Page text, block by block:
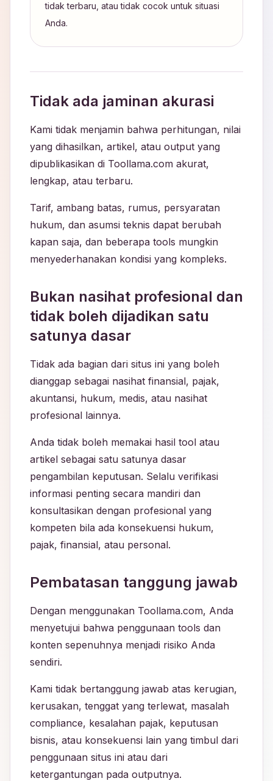
tidak terbaru, atau tidak cocok untuk situasi
Anda.
Tidak ada jaminan akurasi
Kami tidak menjamin bahwa perhitungan, nilai
yang dihasilkan, artikel, atau output yang
dipublikasikan di Toollama.com akurat,
lengkap, atau terbaru.
Tarif, ambang batas, rumus, persyaratan
hukum, dan asumsi teknis dapat berubah
kapan saja, dan beberapa tools mungkin
menyederhanakan kondisi yang kompleks.
Bukan nasihat profesional dan
tidak boleh dijadikan satu
satunya dasar
Tidak ada bagian dari situs ini yang boleh
dianggap sebagai nasihat finansial, pajak,
akuntansi, hukum, medis, atau nasihat
profesional lainnya.
Anda tidak boleh memakai hasil tool atau
artikel sebagai satu satunya dasar
pengambilan keputusan. Selalu verifikasi
informasi penting secara mandiri dan
konsultasikan dengan profesional yang
kompeten bila ada konsekuensi hukum,
pajak, finansial, atau personal.
Pembatasan tanggung jawab
Dengan menggunakan Toollama.com, Anda
menyetujui bahwa penggunaan tools dan
konten sepenuhnya menjadi risiko Anda
sendiri.
Kami tidak bertanggung jawab atas kerugian,
kerusakan, tenggat yang terlewat, masalah
compliance, kesalahan pajak, keputusan
bisnis, atau konsekuensi lain yang timbul dari
penggunaan situs ini atau dari
ketergantungan pada outputnya.